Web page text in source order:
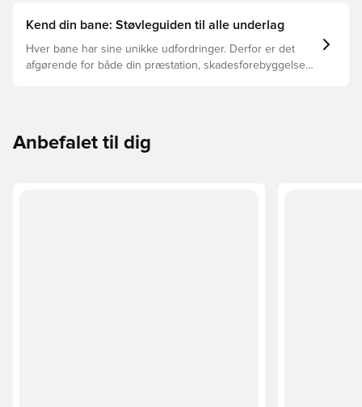
Kend din bane: Støvleguiden til alle underlag
Hver bane har sine unikke udfordringer. Derfor er det
afgørende for både din præstation, skadesforebyggelse
Anbefalet til dig